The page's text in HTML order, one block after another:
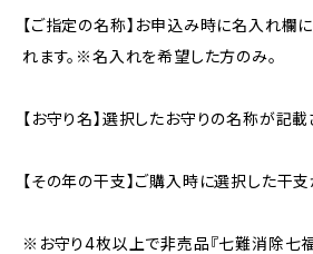
【ご指定の名称】お申込み時に名入れ欄
れます。※名入れを希望した方のみ。
【お守り名】選択したお守りの名称が記載
【その年の干支】ご購入時に選択した干支
※お守り4枚以上で非売品『七難消除七